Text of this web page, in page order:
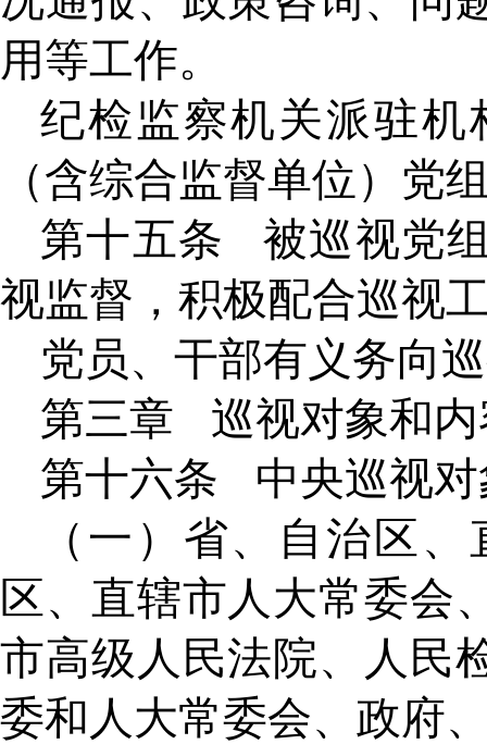
用等工作。
纪检监察机关派驻
（含综合监督单位）党
第十五条
被巡视党
视监督，积极配合巡视
党员、干部有义务向
第三章
巡视对象和
第十六条
中央巡视
（一）省、自治区
区、直辖市人大常委会
市高级人民法院、人民
委和人大常委会、政府